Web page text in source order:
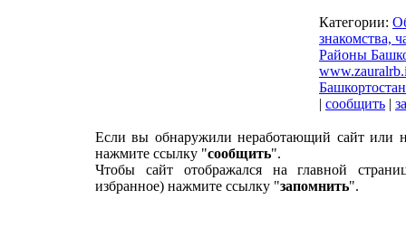
Категории:
знакомства,
Районы
Башкортостан
| сообщить |
Если вы обнаружили неработающий сайт или
нажмите ссылку "сообщить".
Чтобы сайт отображался на главной
избранное) нажмите ссылку "запомнить".